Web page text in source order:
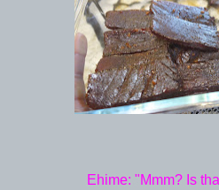
Ehime: "Mmm? Is